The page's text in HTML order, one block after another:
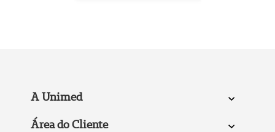
A Unimed
Área do Cliente